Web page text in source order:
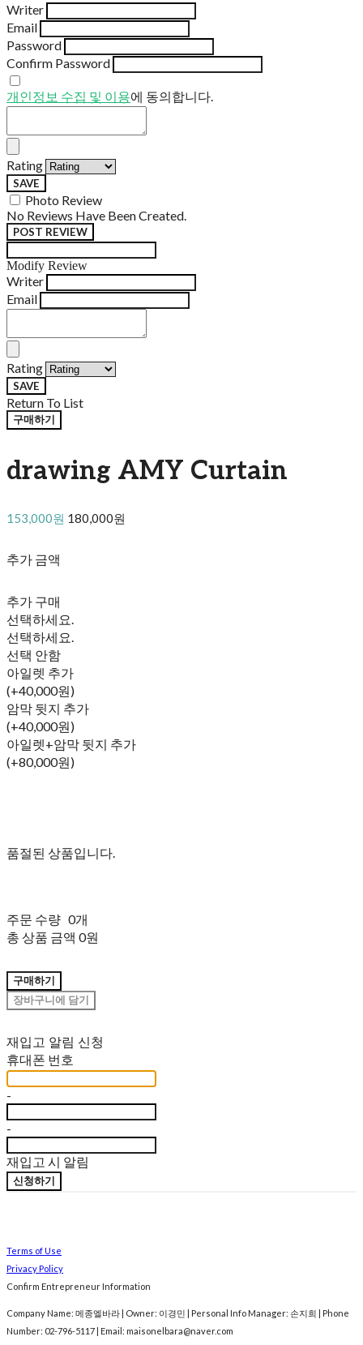
Writer
Email
Password
Confirm Password
개인정보 수집 및 이용에 동의합니다.
Rating
SAVE
Photo Review
No Reviews Have Been Created.
POST REVIEW
Modify Review
Writer
Email
Rating
SAVE
Return To List
구매하기
drawing AMY Curtain
153,000원 180,000원
추가 금액
추가 구매
선택하세요.
선택하세요.
선택 안함
아일렛 추가
(+40,000원)
암막 뒷지 추가
(+40,000원)
아일렛+암막 뒷지 추가
(+80,000원)
품절된 상품입니다.
주문 수량 0개
총 상품 금액 0원
구매하기
장바구니에 담기
재입고 알림 신청
휴대폰 번호
-
-
재입고 시 알림
신청하기
Terms of Use
Privacy Policy
Confirm Entrepreneur Information
Company Name: 메종엘바라 | Owner: 이경민 | Personal Info Manager: 손지희 | Phone
Number: 02-796-5117 | Email: maisonelbara@naver.com